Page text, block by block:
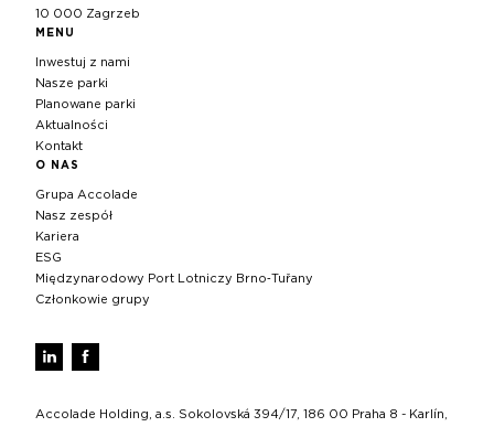
10 000 Zagrzeb
MENU
Inwestuj z nami
Nasze parki
Planowane parki
Aktualności
Kontakt
O NAS
Grupa Accolade
Nasz zespół
Kariera
ESG
Międzynarodowy Port Lotniczy Brno‑Tuřany
Członkowie grupy
Accolade Holding, a.s. Sokolovská 394/17, 186 00 Praha 8 - Karlín,